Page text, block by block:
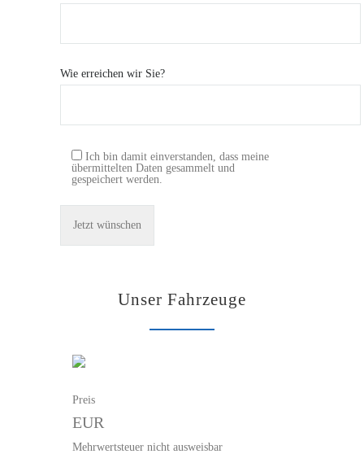
Wie erreichen wir Sie?
Ich bin damit einverstanden, dass meine
übermittelten Daten gesammelt und
gespeichert werden.
Unser Fahrzeuge
Preis
EUR
Mehrwertsteuer nicht ausweisbar